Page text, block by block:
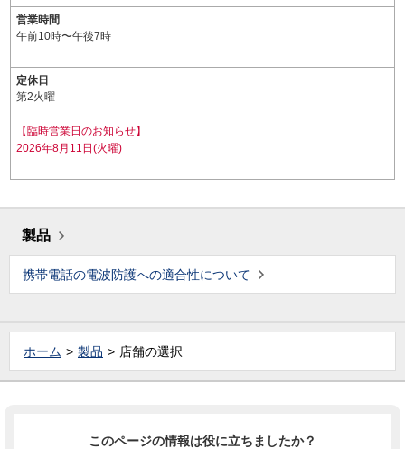
営業時間
午前10時〜午後7時
定休日
第2火曜
【臨時営業日のお知らせ】
2026年8月11日(火曜)
製品
携帯電話の電波防護への適合性について
ホーム 製品 店舗の選択
このページの情報は役に立ちましたか？